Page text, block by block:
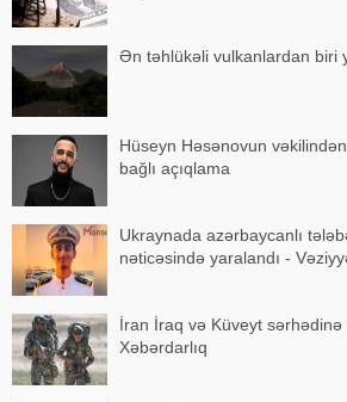
Ən təhlükəli vulkanlardan biri
Hüseyn Həsənovun
bağlı açıqlama
Ukraynada azərbaycanlı
nəticəsində yaralandı -
İran İraq və Küveyt
Xəbərdarlıq